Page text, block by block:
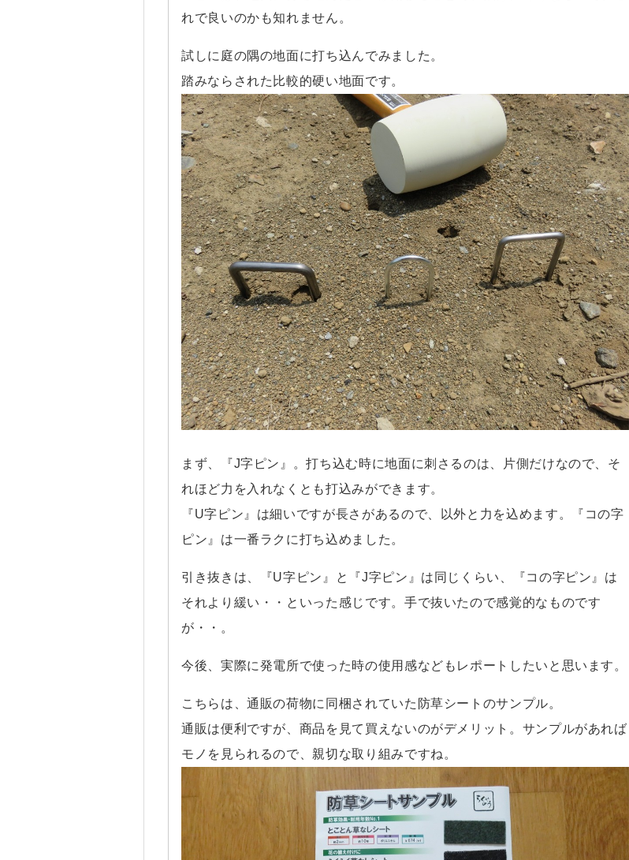
れで良いのかも知れません。
試しに庭の隅の地面に打ち込んでみました。
踏みならされた比較的硬い地面です。
まず、『J字ピン』。打ち込む時に地面に刺さるのは、片側だけなので、そ
れほど力を入れなくとも打込みができます。
『U字ピン』は細いですが長さがあるので、以外と力を込めます。『コの字
ピン』は一番ラクに打ち込めました。
引き抜きは、『U字ピン』と『J字ピン』は同じくらい、『コの字ピン』は
それより緩い・・といった感じです。手で抜いたので感覚的なものです
が・・。
今後、実際に発電所で使った時の使用感などもレポートしたいと思います。
こちらは、通販の荷物に同梱されていた防草シートのサンプル。
通販は便利ですが、商品を見て買えないのがデメリット。サンプルがあれば
モノを見られるので、親切な取り組みですね。